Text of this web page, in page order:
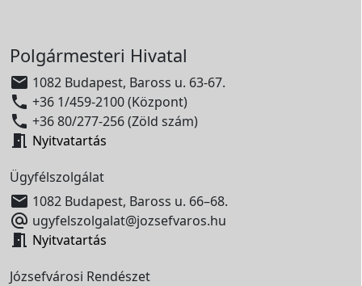
Polgármesteri Hivatal
 1082 Budapest, Baross u. 63-67.
 +36 1/459-2100 (Központ)
 +36 80/277-256 (Zöld szám)
 Nyitvatartás
Ügyfélszolgálat
 1082 Budapest, Baross u. 66–68.
 ugyfelszolgalat@jozsefvaros.hu
 Nyitvatartás
Józsefvárosi Rendészet